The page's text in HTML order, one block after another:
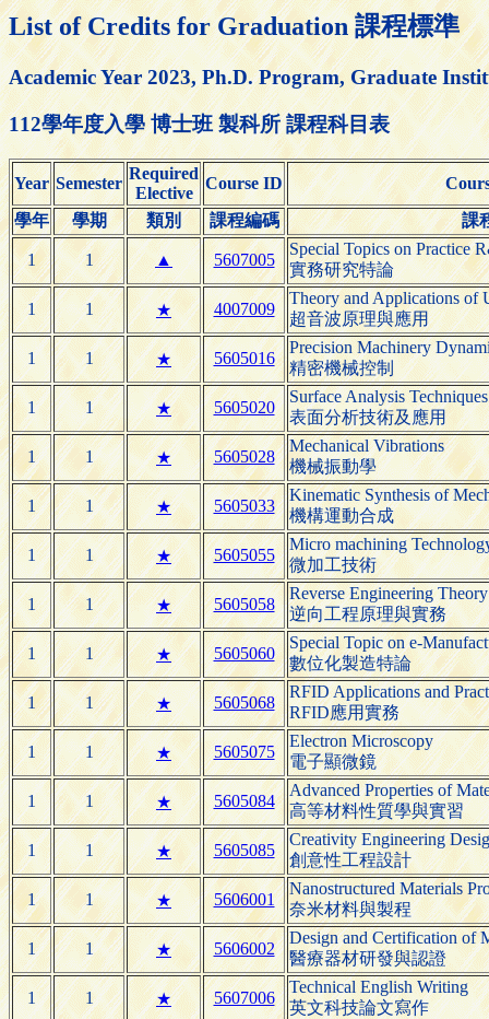
List of Credits for Graduation 課程標準
Academic Year 2023, Ph.D. Program, Graduate
112學年度入學 博士班 製科所 課程科目表
Year Semester
Required
Elective
Course ID
學年
學期 類別 課程編碼 課
1 1 ▲ 5607005
Special Topics on Practice
實務研究特論
1 1 ★ 4007009
Theory and Applications of
超音波原理與應用
1 1 ★ 5605016
Precision Machinery
精密機械控制
1 1 ★ 5605020
Surface Analysis
表面分析技術及應用
1 1 ★ 5605028
Mechanical Vibrations
機械振動學
1 1 ★ 5605033
Kinematic Synthesis of
機構運動合成
1 1 ★ 5605055
Micro machining
微加工技術
1 1 ★ 5605058
Reverse Engineering
逆向工程原理與實務
1 1 ★ 5605060
Special Topic on e-
數位化製造特論
1 1 ★ 5605068
RFID Applications and
RFID應用實務
1 1 ★ 5605075
Electron Microscopy
電子顯微鏡
1 1 ★ 5605084
Advanced Properties of
高等材料性質學與實習
1 1 ★ 5605085
Creativity Engineering
創意性工程設計
1 1 ★ 5606001
Nanostructured Materials
奈米材料與製程
1 1 ★ 5606002
Design and Certification of
醫療器材研發與認證
1 1 ★ 5607006
Technical English Writing
英文科技論文寫作